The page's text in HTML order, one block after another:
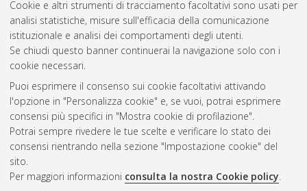
Cookie e altri strumenti di tracciamento facoltativi sono usati per
analisi statistiche, misure sull'efficacia della comunicazione
istituzionale e analisi dei comportamenti degli utenti.
Se chiudi questo banner continuerai la navigazione solo con i
cookie necessari.
Puoi esprimere il consenso sui cookie facoltativi attivando
l'opzione in "Personalizza cookie" e, se vuoi, potrai esprimere
consensi più specifici in "Mostra cookie di profilazione".
Potrai sempre rivedere le tue scelte e verificare lo stato dei
consensi rientrando nella sezione "Impostazione cookie" del
sito.
Per maggiori informazioni consulta la nostra Cookie policy.
Questa lista e' stata generata il Wed Aug 5 20:38:40 2026
Atom
Rss 1.0
Rss 2.0
ISSN: 2038-7946